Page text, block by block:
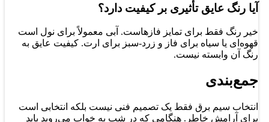
آیا رنگ عایق تأثیری بر کیفیت دارد؟
خیر رنگ فقط برای تمایز فاز‌هاست. آبی معمولاً برای نول است
قهوه‌ای یا سیاه برای فاز و زرد-سبز برای ارت. کیفیت عایق به
رنگ آن وابسته نیست.
جمع‌بندی
انتخاب سیم برق فقط یک تصمیم فنی نیست بلکه انتخابی است
برای آرامش خاطر. هنگامی که در شب به خواب می‌روید باید